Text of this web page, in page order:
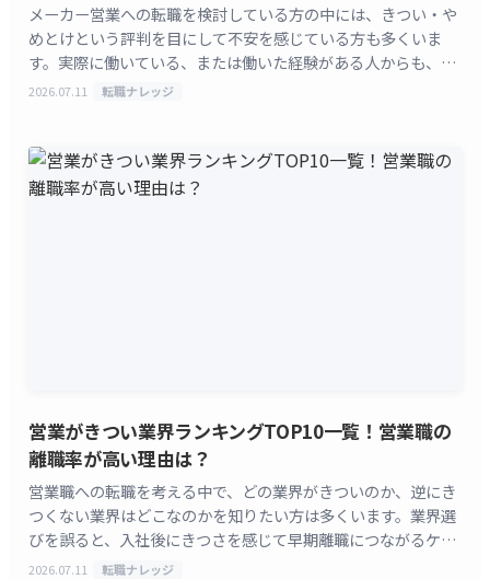
メーカー営業への転職を検討している方の中には、きつい・や
めとけという評判を目にして不安を感じている方も多くいま
す。実際に働いている、または働いた経験がある人からも、き
ついという声が上がる場面は少なくありません。 一方でリ
2026.07.11 転職ナレッジ
営業がきつい業界ランキングTOP10一覧！営業職の
離職率が高い理由は？
営業職への転職を考える中で、どの業界がきついのか、逆にき
つくない業界はどこなのかを知りたい方は多くいます。業界選
びを誤ると、入社後にきつさを感じて早期離職につながるケー
スも少なくありません。 すべらない転職の解説によると
2026.07.11 転職ナレッジ